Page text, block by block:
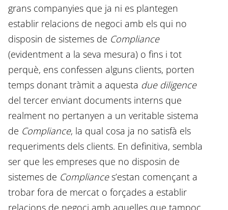
grans companyies que ja ni es plantegen
establir relacions de negoci amb els qui no
disposin de sistemes de Compliance
(evidentment a la seva mesura) o fins i tot
perquè, ens confessen alguns clients, porten
temps donant tràmit a aquesta due diligence
del tercer enviant documents interns que
realment no pertanyen a un veritable sistema
de Compliance, la qual cosa ja no satisfà els
requeriments dels clients. En definitiva, sembla
ser que les empreses que no disposin de
sistemes de Compliances’estan començant a
trobar fora de mercat o forçades a establir
relacions de negoci amb aquelles que tampoc